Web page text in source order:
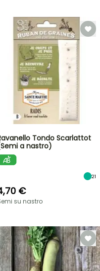
Tondo Scarlattot
a nastro)
21
€
su nastro